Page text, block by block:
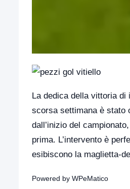
La dedica della vittoria
scorsa settimana è stato
dall’inizio del
prima. L’intervento è
esibiscono la maglietta-
Powered by WPeMatico